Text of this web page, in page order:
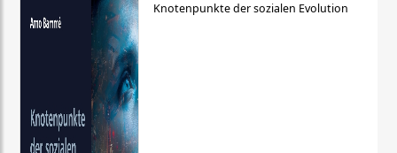
Knotenpunkte der sozialen Evolution